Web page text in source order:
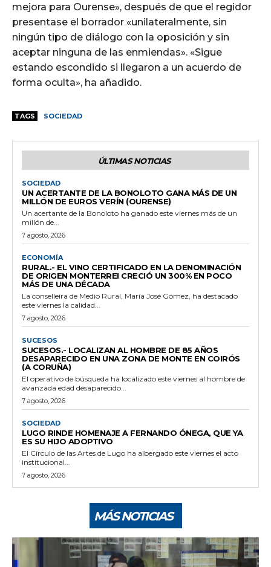
mejora para Ourense», después de que el regidor
presentase el borrador «unilateralmente, sin
ningún tipo de diálogo con la oposición y sin
aceptar ninguna de las enmiendas». «Sigue
estando escondido si llegaron a un acuerdo de
forma oculta», ha añadido.
TAGS SOCIEDAD
ÚLTIMAS NOTICIAS
SOCIEDAD
UN ACERTANTE DE LA BONOLOTO GANA MÁS DE UN
MILLÓN DE EUROS VERÍN (OURENSE)
Un acertante de la Bonoloto ha ganado este viernes más de un
millón de...
7 agosto, 2026
ECONOMÍA
RURAL.- EL VINO CERTIFICADO EN LA DENOMINACIÓN
DE ORIGEN MONTERREI CRECIÓ UN 300% EN POCO
MÁS DE UNA DÉCADA
La conselleira de Medio Rural, María José Gómez, ha destacado
este viernes la calidad...
7 agosto, 2026
SUCESOS
SUCESOS.- LOCALIZAN AL HOMBRE DE 85 AÑOS
DESAPARECIDO EN UNA ZONA DE MONTE EN COIRÓS
(A CORUÑA)
El operativo de búsqueda ha localizado este viernes al hombre de
avanzada edad desaparecido...
7 agosto, 2026
SOCIEDAD
LUGO RINDE HOMENAJE A FERNANDO ÓNEGA, QUE YA
ES SU HIJO ADOPTIVO
El Círculo de las Artes de Lugo ha albergado este viernes el acto
institucional...
7 agosto, 2026
MÁS NOTICIAS